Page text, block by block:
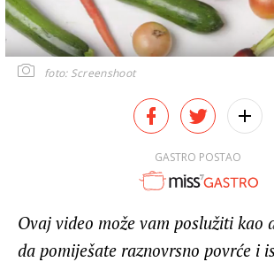
foto: Screenshoot
GASTRO POSTAO
Ovaj video može vam poslužiti kao
da pomiješate raznovrsno povrće i